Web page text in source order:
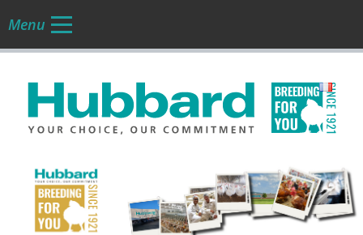
FR
Menu